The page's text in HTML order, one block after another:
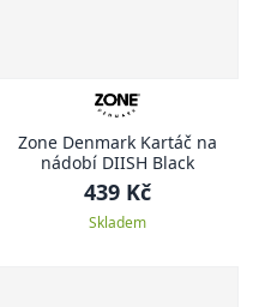
Zone Denmark Kartáč na
nádobí DIISH Black
439 Kč
Skladem